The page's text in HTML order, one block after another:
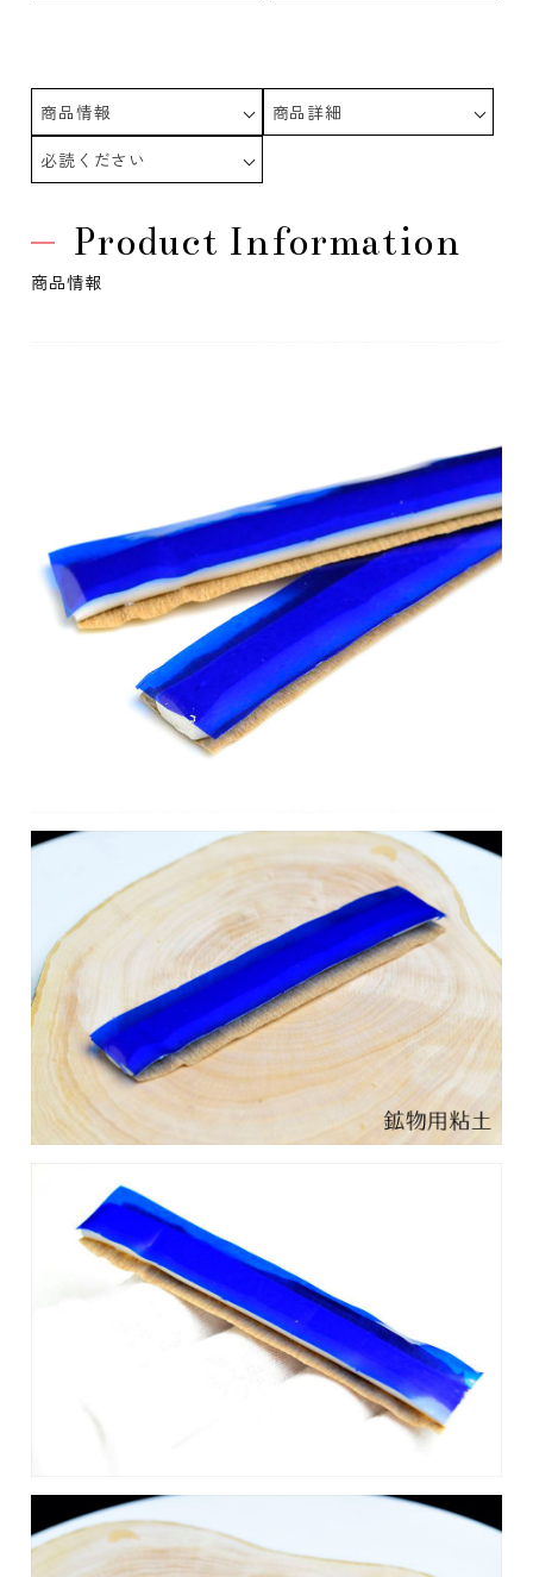
商品情報
商品詳細
必読ください
Product Information
商品情報